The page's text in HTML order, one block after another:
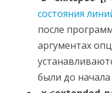
состояния
после
аргументах
были до